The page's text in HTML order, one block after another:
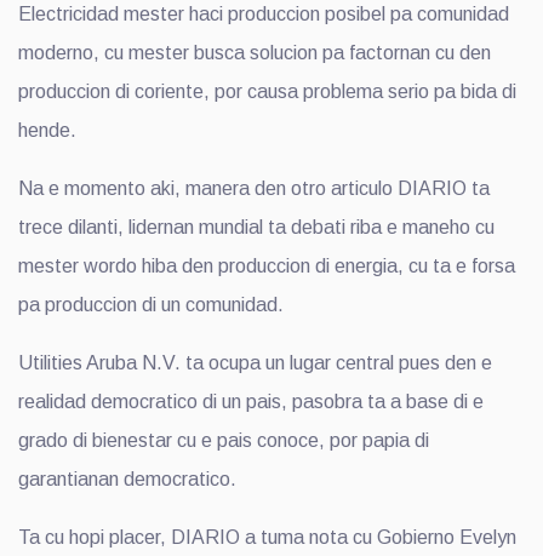
Electricidad mester haci produccion posibel pa comunidad
moderno, cu mester busca solucion pa factornan cu den
produccion di coriente, por causa problema serio pa bida di
hende.
Na e momento aki, manera den otro articulo DIARIO ta
trece dilanti, lidernan mundial ta debati riba e maneho cu
mester wordo hiba den produccion di energia, cu ta e forsa
pa produccion di un comunidad.
Utilities Aruba N.V. ta ocupa un lugar central pues den e
realidad democratico di un pais, pasobra ta a base di e
grado di bienestar cu e pais conoce, por papia di
garantianan democratico.
Ta cu hopi placer, DIARIO a tuma nota cu Gobierno Evelyn